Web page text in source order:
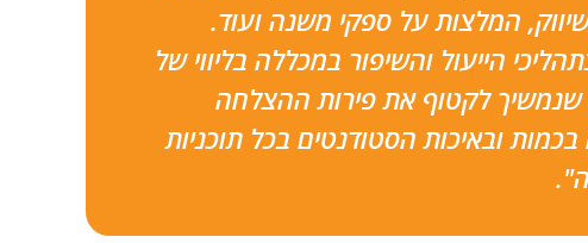
המלצות על ספקי משנה ועוד.
הייעול והשיפור במכללה בליווי של
שנמשיך לקטוף את פירות ההצלחה
ובאיכות הסטודנטים בכל תוכניות